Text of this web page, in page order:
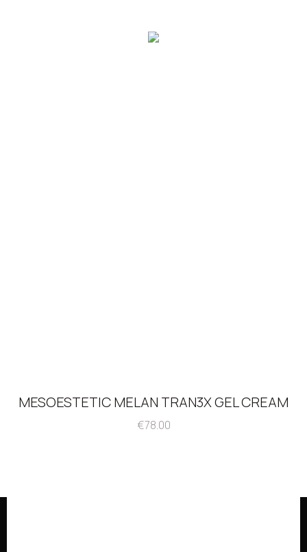
MESOESTETIC MELAN TRAN3X GEL CREAM
€78.00